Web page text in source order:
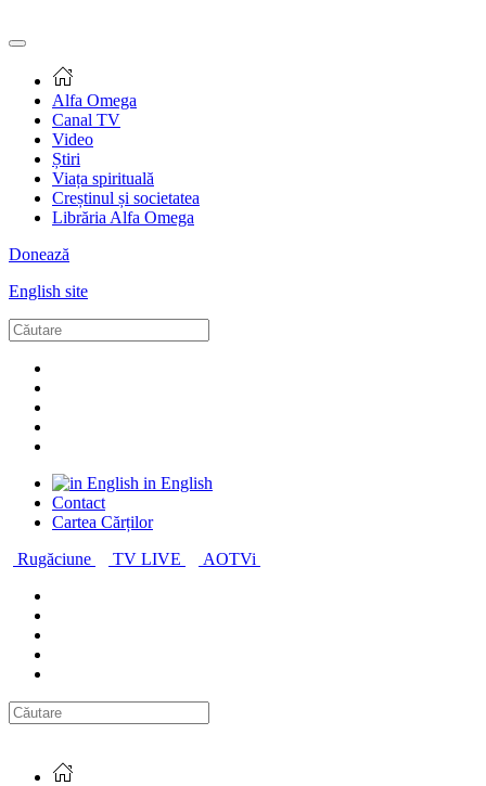
Alfa Omega
Canal TV
Video
Știri
Viața spirituală
Creștinul și societatea
Librăria Alfa Omega
Donează
English site
in English
Contact
Cartea Cărților
Rugăciune
TV LIVE AOTVi